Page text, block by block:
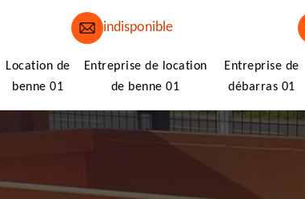
indisponible
Location de
benne 01
Entreprise de location
de benne 01
Entreprise de
débarras 01